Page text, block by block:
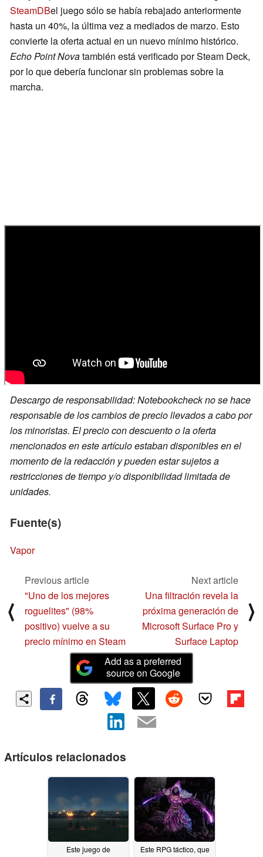
SteamDBel juego sólo se había rebajado anteriormente
hasta un 40%, la última vez a mediados de marzo. Esto
convierte la oferta actual en un nuevo mínimo histórico.
Echo Point Novatambién está verificado por Steam Deck,
por lo que debería funcionar sin problemas sobre la
marcha.
Descargo de responsabilidad: Notebookcheck no se hace
responsable de los cambios de precio llevados a cabo por
los minoristas. El precio con descuento o la oferta
mencionados en este artículo estaban disponibles en el
momento de la redacción y pueden estar sujetos a
restricciones de tiempo y/o disponibilidad limitada de
unidades.
Fuente(s)
Vapor
⟨
Previous article
"Uno de los mejores
roguelites" (98%
positivo) vuelve a su
precio mínimo en Steam
Next article
Una filtración revela la
próxima generación de
Microsoft Surface Pro y
Surface Laptop
⟩
Add as a preferred
source on Google
Artículos relacionados
Este juego de
Este RPG táctico, que